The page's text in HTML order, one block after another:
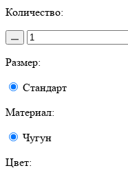
Количество:
Размер:
Стандарт
Материал:
Чугун
Цвет: